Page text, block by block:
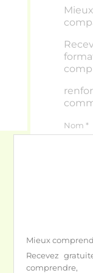
Nom *
Mieux
Recevez
comprendre,